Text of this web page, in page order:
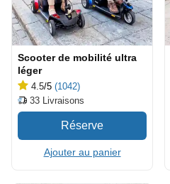
Scooter de mobilité ultra
léger
4.5/5 (1042)
33 Livraisons
Ajouter au panier